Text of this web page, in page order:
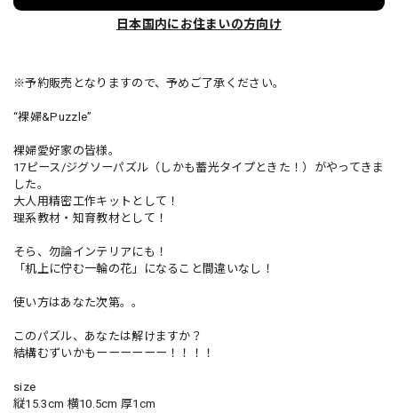
日本国内にお住まいの方向け
※予約販売となりますので、予めご了承ください。
“裸婦&Puzzle”
裸婦愛好家の皆様。
17ピース/ジグソーパズル（しかも蓄光タイプときた！）がやってきま
した。
大人用精密工作キットとして！
理系教材・知育教材として！
そら、勿論インテリアにも！
「机上に佇む一輪の花」になること間違いなし！
使い方はあなた次第。。
このパズル、あなたは解けますか？
結構むずいかもーーーーーー！！！！
size
縦15.3cm 横10.5cm 厚1cm